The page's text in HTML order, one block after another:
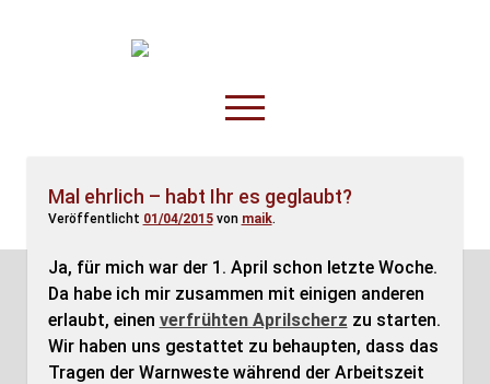
TruckOnline.de
open
menu
Anderswo
Spesenliste
Fahrer
Disposition
Mal ehrlich – habt Ihr es geglaubt?
Veröffentlicht 01/04/2015von maik.
Ja, für mich war der 1. April schon letzte Woche.
Da habe ich mir zusammen mit einigen anderen
erlaubt, einen verfrühten Aprilscherz zu starten.
Wir haben uns gestattet zu behaupten, dass das
Tragen der Warnweste während der Arbeitszeit